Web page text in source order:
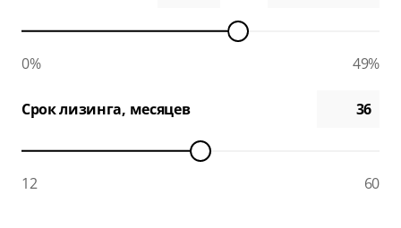
0% 49%
Срок лизинга, месяцев
12 60